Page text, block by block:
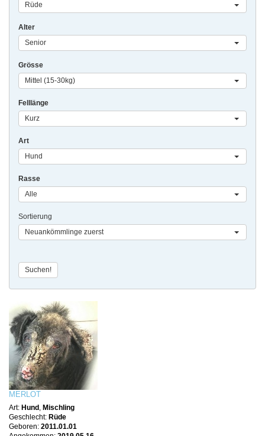
Rüde
Alter
Senior
Grösse
Mittel (15-30kg)
Felllänge
Kurz
Art
Hund
Rasse
Alle
Sortierung
Neuankömmlinge zuerst
MERLOT
Art: Hund , Mischling
Geschlecht: Rüde
Geboren: 2011.01.01